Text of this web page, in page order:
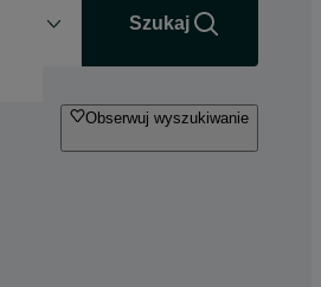
Szukaj
Obserwuj wyszukiwanie